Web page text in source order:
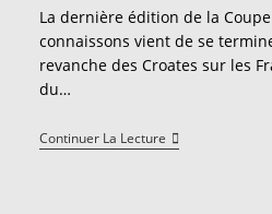
la
publication :
La dernière édition de la
connaissons vient de se
revanche des Croates sur les
du…
Continuer La LectureLa
Coupe